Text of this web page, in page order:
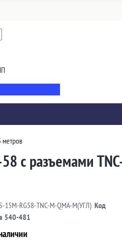
метров
с разъемами
15M-RG58-TNC-M-QMA-M(УГЛ) Код
540-481